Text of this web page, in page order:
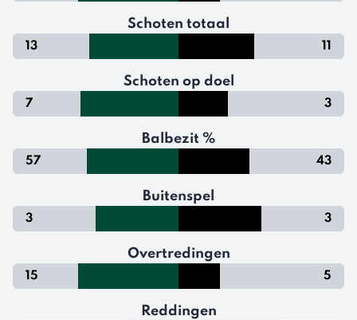
Schoten totaal
13 11
Schoten op doel
7 3
Balbezit %
57 43
Buitenspel
3 3
Overtredingen
15 5
Reddingen